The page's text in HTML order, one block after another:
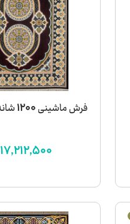
فرش ماشینی 1200 شانه طرح کوشان
17,212,500